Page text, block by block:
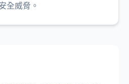
全威脅。